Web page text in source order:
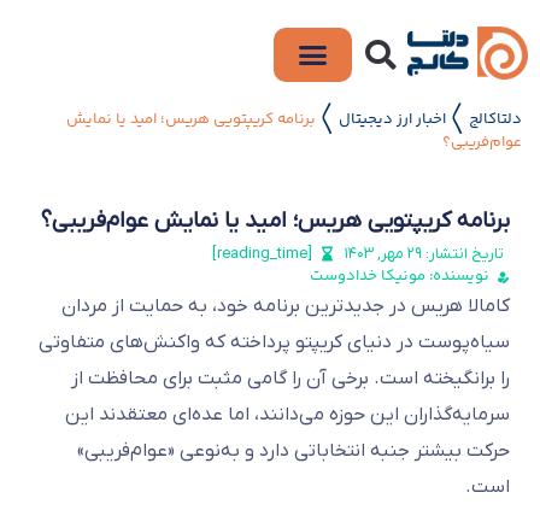
دلتاکالج اخبار ارز دیجیتال
برنامه کریپتویی هریس؛ امید یا نمایش
عوام‌فریبی؟
برنامه کریپتویی هریس؛ امید یا نمایش عوام‌فریبی؟
تاریخ انتشار: ۲۹ مهر, ۱۴۰۳
نویسنده: مونیکا خدادوست
کامالا هریس در جدیدترین برنامه خود، به حمایت از مردان
سیاه‌پوست در دنیای کریپتو پرداخته که واکنش‌های متفاوتی
را برانگیخته است. برخی آن را گامی مثبت برای محافظت از
سرمایه‌گذاران این حوزه می‌دانند، اما عده‌ای معتقدند این
حرکت بیشتر جنبه انتخاباتی دارد و به‌نوعی «عوام‌فریبی»
است.